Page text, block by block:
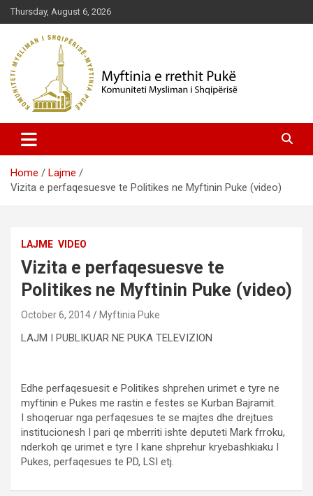
Skip
to
content
Thursday, August 6, 2026
Myftinia Pukë | Faqja Zyrtare
Home
Lajme
Vizita e perfaqesuesve te Politikes ne Myftinin Puke (video)
LAJME VIDEO
Vizita e perfaqesuesve te
Politikes ne Myftinin Puke (video)
October 6, 2014 Myftinia Puke
LAJM I PUBLIKUAR NE PUKA TELEVIZION
Edhe perfaqesuesit e Politikes shprehen urimet e tyre ne
myftinin e Pukes me rastin e festes se Kurban Bajramit.
I shoqeruar nga perfaqesues te se majtes dhe drejtues
institucionesh I pari qe mberriti ishte deputeti Mark frroku,
nderkoh qe urimet e tyre I kane shprehur kryebashkiaku I
Pukes, perfaqesues te PD, LSI etj.